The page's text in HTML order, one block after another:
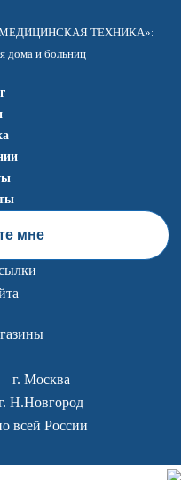
ТЕХНИКА»:
дома и больниц
мне
Москва
Н.Новгород
России